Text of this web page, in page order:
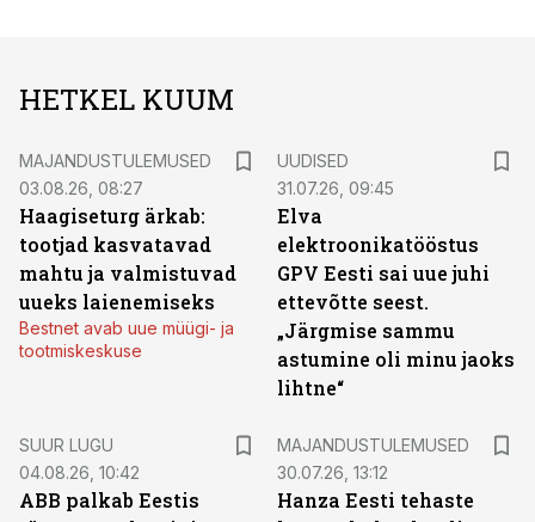
HETKEL KUUM
MAJANDUSTULEMUSED
03.08.26, 08:27
Haagiseturg ärkab:
tootjad kasvatavad
mahtu ja valmistuvad
uueks laienemiseks
Bestnet avab uue müügi- ja
tootmiskeskuse
UUDISED
31.07.26, 09:45
Elva
elektroonikatööstus
GPV Eesti sai uue juhi
ettevõtte seest.
„Järgmise sammu
astumine oli minu jaoks
lihtne“
SUUR LUGU
04.08.26, 10:42
ABB palkab Eestis
MAJANDUSTULEMUSED
30.07.26, 13:12
Hanza Eesti tehaste